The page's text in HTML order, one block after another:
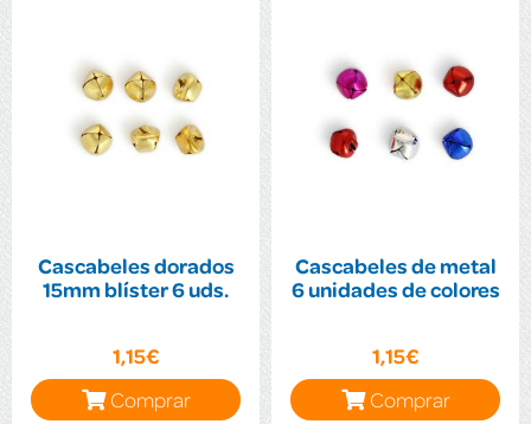
Cascabeles dorados
15mm blíster 6 uds.
1,15€
Comprar
Cascabeles de metal
6 unidades de colores
1,15€
Comprar